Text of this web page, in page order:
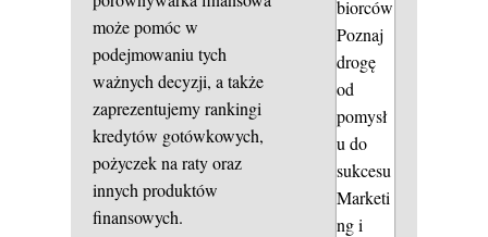
może pomóc w
podejmowaniu tych
ważnych decyzji, a także
zaprezentujemy rankingi
kredytów gotówkowych,
pożyczek na raty oraz
innych produktów
finansowych.
biorców
Poznaj
drogę
od
pomysł
u do
sukcesu
Marketi
ng i